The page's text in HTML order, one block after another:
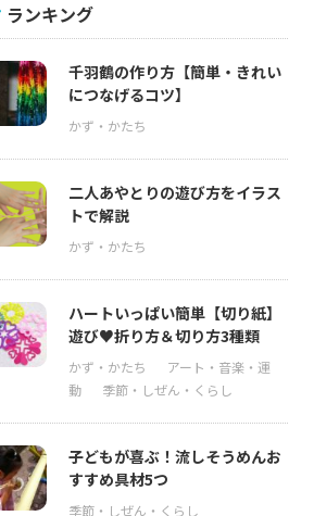
ランキング
千羽鶴の作り方【簡単・きれい
につなげるコツ】
二人あやとりの遊び方をイラス
トで解説
ハートいっぱい簡単【切り紙】
遊び♥折り方＆切り方3種類
子どもが喜ぶ！流しそうめんお
すすめ具材5つ